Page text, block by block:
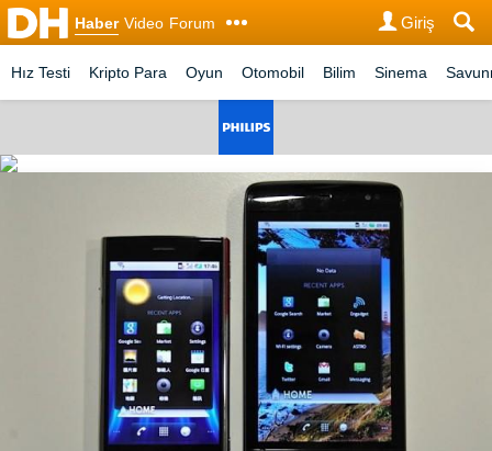
Haber Video Forum Giriş
Hız Testi Kripto Para Oyun Otomobil Bilim Sinema